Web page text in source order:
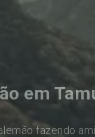
em
fazendo